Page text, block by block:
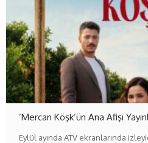
‘Mercan Köşk’ün Ana Afişi
Eylül ayında ATV ekranlarında